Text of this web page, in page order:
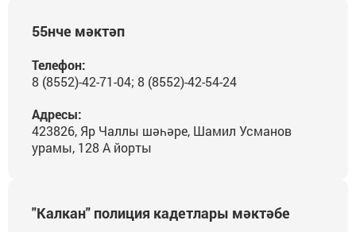
55нче мәктәп
Телефон:
8 (8552)-42-71-04; 8 (8552)-42-54-24
Адресы:
423826, Яр Чаллы шәһәре, Шамил Усманов
урамы, 128 А йорты
"Калкан" полиция кадетлары мәктәбе